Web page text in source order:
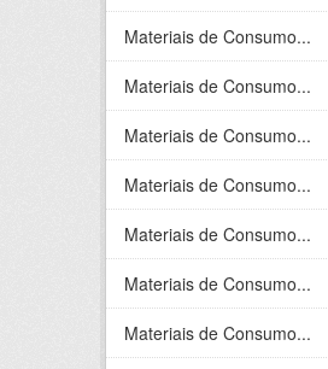
Materiais de Consumo...
Materiais de Consumo...
Materiais de Consumo...
Materiais de Consumo...
Materiais de Consumo...
Materiais de Consumo...
Materiais de Consumo...